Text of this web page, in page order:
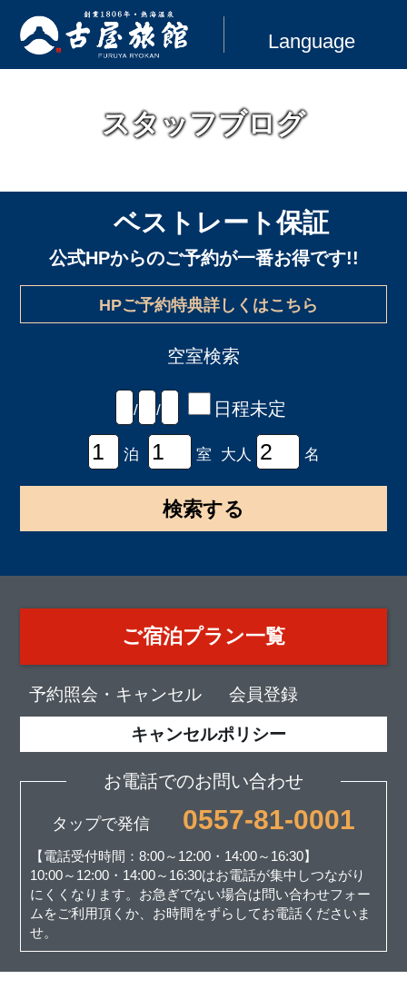
Language
スタッフブログ
ベストレート保証
公式HPからのご予約が一番お得です!!
HPご予約特典詳しくはこちら
空室検索
/ / 日程未定
泊 室 大人 名
ご宿泊プラン一覧
予約照会・キャンセル 会員登録
キャンセルポリシー
お電話でのお問い合わせ
タップで発信 0557-81-0001
【電話受付時間：8:00～12:00・14:00～16:30】
10:00～12:00・14:00～16:30はお電話が集中しつながり
にくくなります。お急ぎでない場合は問い合わせフォー
ムをご利用頂くか、お時間をずらしてお電話くださいま
せ。